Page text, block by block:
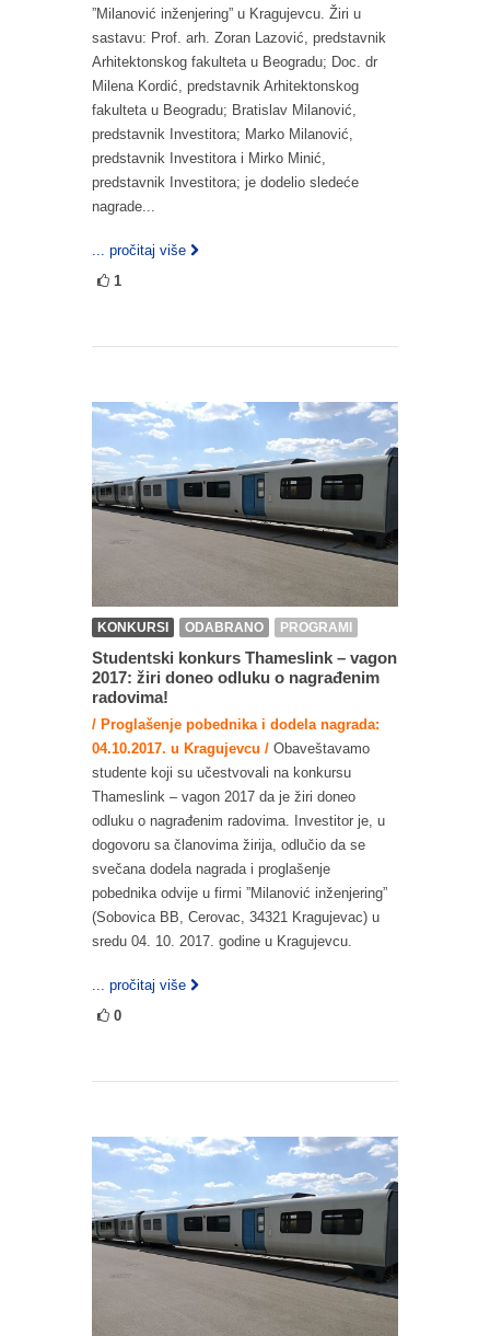
”Milanović inženjering” u Kragujevcu. Žiri u
sastavu: Prof. arh. Zoran Lazović, predstavnik
Arhitektonskog fakulteta u Beogradu; Doc. dr
Milena Kordić, predstavnik Arhitektonskog
fakulteta u Beogradu; Bratislav Milanović,
predstavnik Investitora; Marko Milanović,
predstavnik Investitora i Mirko Minić,
predstavnik Investitora; je dodelio sledeće
nagrade...
... pročitaj više
1
KONKURSI ODABRANO PROGRAMI
Studentski konkurs Thameslink – vagon
2017: žiri doneo odluku o nagrađenim
radovima!
/ Proglašenje pobednika i dodela nagrada:
04.10.2017. u Kragujevcu / Obaveštavamo
studente koji su učestvovali na konkursu
Thameslink – vagon 2017 da je žiri doneo
odluku o nagrađenim radovima. Investitor je, u
dogovoru sa članovima žirija, odlučio da se
svečana dodela nagrada i proglašenje
pobednika odvije u firmi ”Milanović inženjering”
(Sobovica BB, Cerovac, 34321 Kragujevac) u
sredu 04. 10. 2017. godine u Kragujevcu.
... pročitaj više
0